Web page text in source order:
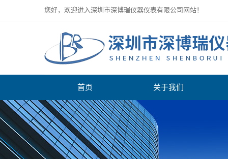
您好，欢迎进入深圳市深博瑞仪器仪表有限公司网站！
首页 关于我们